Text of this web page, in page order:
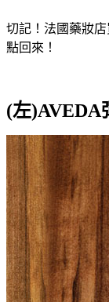
切記！法國藥妝
點回來！
(左)AVEDA